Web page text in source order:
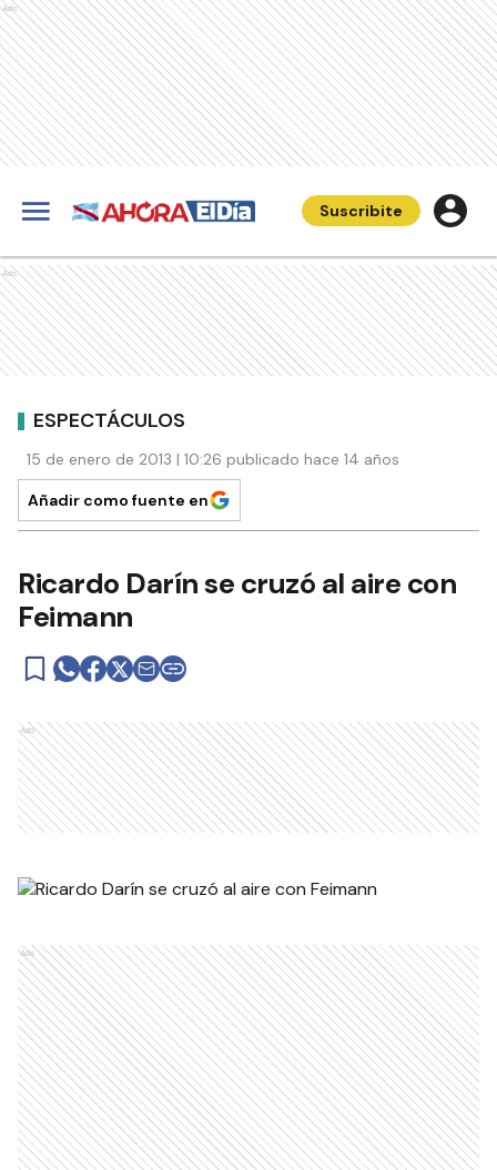
Ads
Suscribite
Ads
ESPECTÁCULOS
15 de enero de 2013 | 10:26 publicado hace 14 años
Añadir como fuente en
Ricardo Darín se cruzó al aire con
Feimann
Ads
Ads